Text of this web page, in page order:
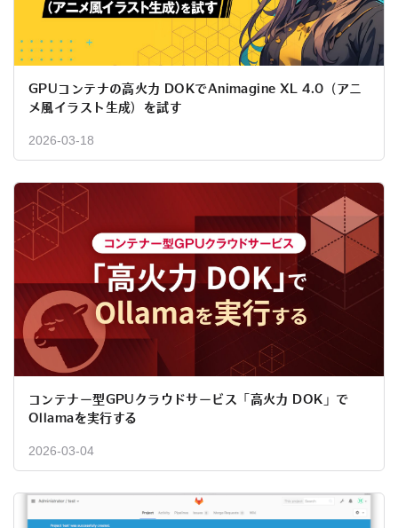
GPUコンテナの高火力 DOKでAnimagine XL 4.0（アニ
メ風イラスト生成）を試す
2026-03-18
コンテナー型GPUクラウドサービス「高火力 DOK」で
Ollamaを実行する
2026-03-04